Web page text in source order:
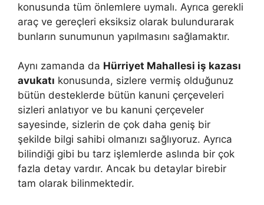
konusunda tüm önlemlere uymalı. Ayrıca gerekli
araç ve gereçleri eksiksiz olarak bulundurarak
bunların sunumunun yapılmasını sağlamaktır.
Aynı zamanda da Hürriyet Mahallesi iş kazası
avukatı konusunda, sizlere vermiş olduğunuz
bütün desteklerde bütün kanuni çerçeveleri
sizleri anlatıyor ve bu kanuni çerçeveler
sayesinde, sizlerin de çok daha geniş bir
şekilde bilgi sahibi olmanızı sağlıyoruz. Ayrıca
bilindiği gibi bu tarz işlemlerde aslında bir çok
fazla detay vardır. Ancak bu detaylar birebir
tam olarak bilinmektedir.